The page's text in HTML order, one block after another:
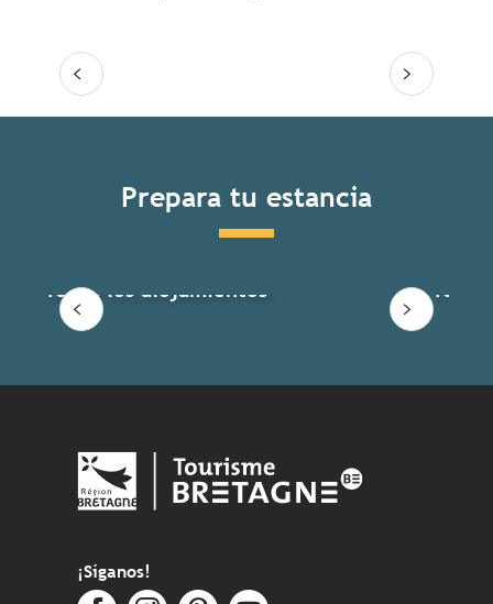
Prepara tu estancia
Todos los alojamientos
¡Síganos!